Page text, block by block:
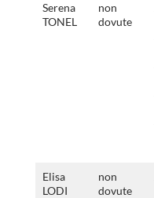
Serena
TONEL
non
dovute
Elisa
LODI
non
dovute